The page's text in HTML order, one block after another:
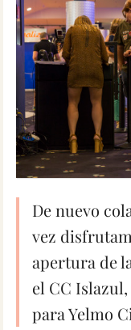
De nuevo
vez
apertura de
el CC
para Yelmo